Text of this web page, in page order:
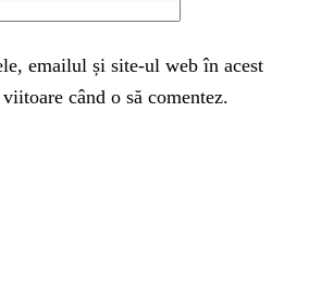
emailul și site-ul web în acest
când o să comentez.